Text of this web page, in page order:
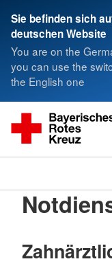
Sie befinden sich
deutschen Website
You are on the
you can use the
the English one